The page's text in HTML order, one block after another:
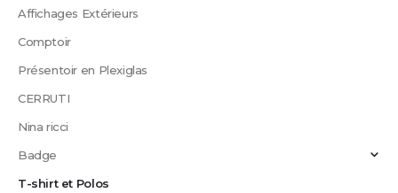
Affichages Extérieurs
Comptoir
Présentoir en Plexiglas
CERRUTI
Nina ricci
Badge
T-shirt et Polos